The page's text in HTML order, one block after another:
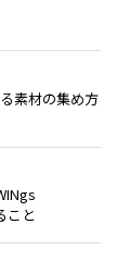
素材の集め方
こと